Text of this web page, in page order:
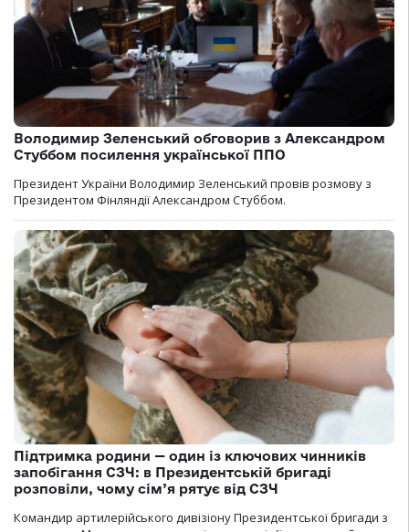
Володимир Зеленський обговорив з Александром
Стуббом посилення української ППО
Президент України Володимир Зеленський провів розмову з
Президентом Фінляндії Александром Стуббом.
Підтримка родини — один із ключових чинників
запобігання СЗЧ: в Президентській бригаді
розповіли, чому сім’я рятує від СЗЧ
Командир артилерійського дивізіону Президентської бригади з